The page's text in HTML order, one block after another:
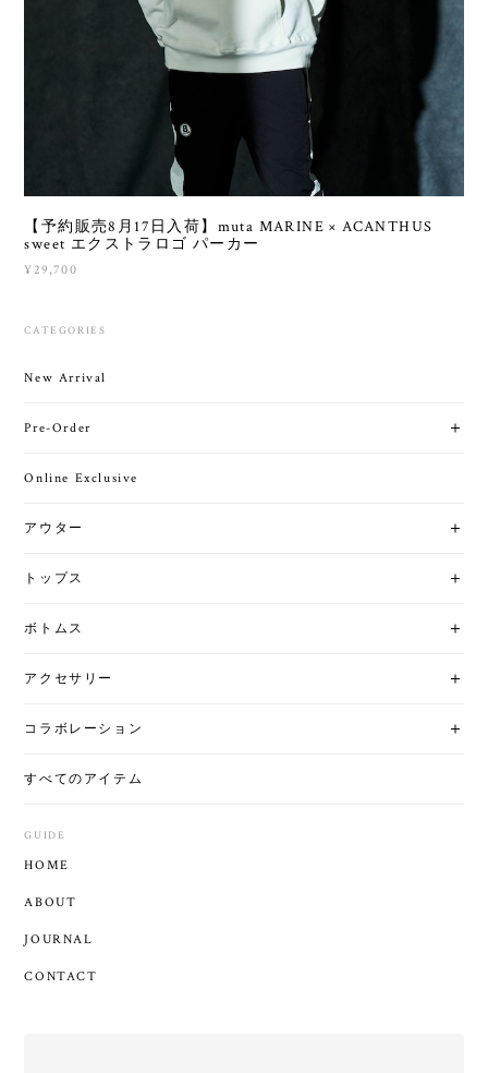
【予約販売8月17日入荷】muta MARINE × ACANTHUS
sweet エクストラロゴ パーカー
¥29,700
CATEGORIES
New Arrival
Pre-Order
Online Exclusive
アウター
トップス
ボトムス
アクセサリー
コラボレーション
すべてのアイテム
GUIDE
HOME
ABOUT
JOURNAL
CONTACT